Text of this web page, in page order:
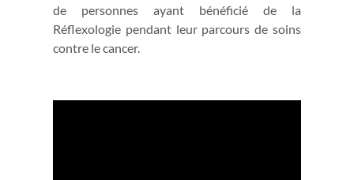
de personnes ayant bénéficié de la
Réflexologie pendant leur parcours de soins
contre le cancer.